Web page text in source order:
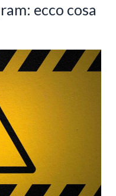
ecco cosa